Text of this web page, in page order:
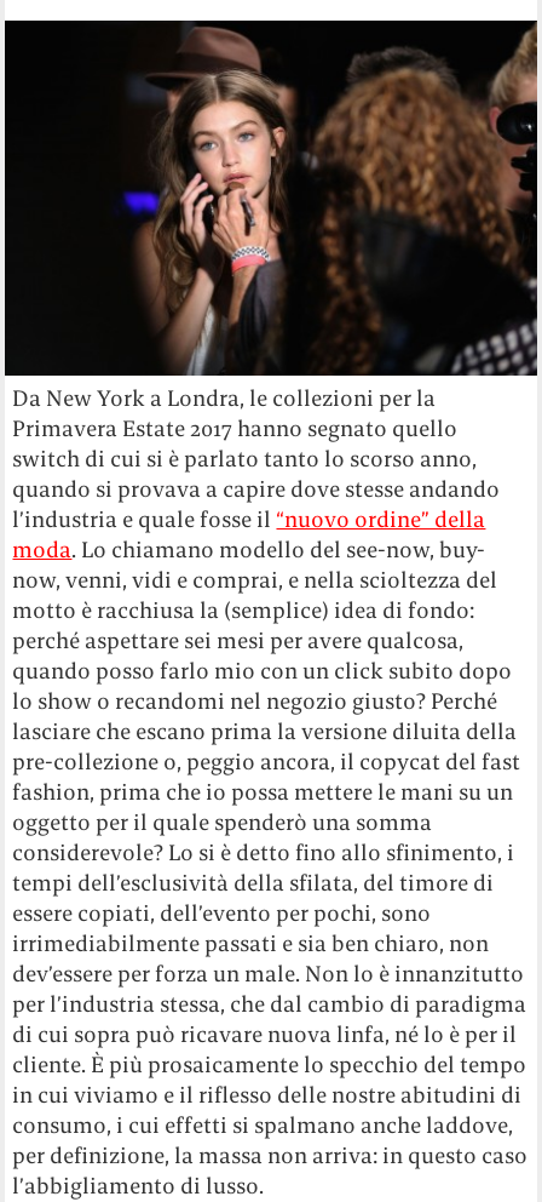
Da New York a Londra, le collezioni per la
Primavera Estate 2017 hanno segnato quello
switch di cui si è parlato tanto lo scorso anno,
quando si provava a capire dove stesse andando
l’industria e quale fosse il “nuovo ordine” della
moda. Lo chiamano modello del see-now, buy-
now, venni, vidi e comprai, e nella scioltezza del
motto è racchiusa la (semplice) idea di fondo:
perché aspettare sei mesi per avere qualcosa,
quando posso farlo mio con un click subito dopo
lo show o recandomi nel negozio giusto? Perché
lasciare che escano prima la versione diluita della
pre-collezione o, peggio ancora, il copycat del fast
fashion, prima che io possa mettere le mani su un
oggetto per il quale spenderò una somma
considerevole? Lo si è detto fino allo sfinimento, i
tempi dell’esclusività della sfilata, del timore di
essere copiati, dell’evento per pochi, sono
irrimediabilmente passati e sia ben chiaro, non
dev’essere per forza un male. Non lo è innanzitutto
per l’industria stessa, che dal cambio di paradigma
di cui sopra può ricavare nuova linfa, né lo è per il
cliente. È più prosaicamente lo specchio del tempo
in cui viviamo e il riflesso delle nostre abitudini di
consumo, i cui effetti si spalmano anche laddove,
per definizione, la massa non arriva: in questo caso
l’abbigliamento di lusso.